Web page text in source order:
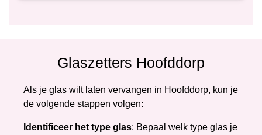
Glaszetters Hoofddorp
Als je glas wilt laten vervangen in Hoofddorp, kun je
de volgende stappen volgen:
Identificeer het type glas: Bepaal welk type glas je